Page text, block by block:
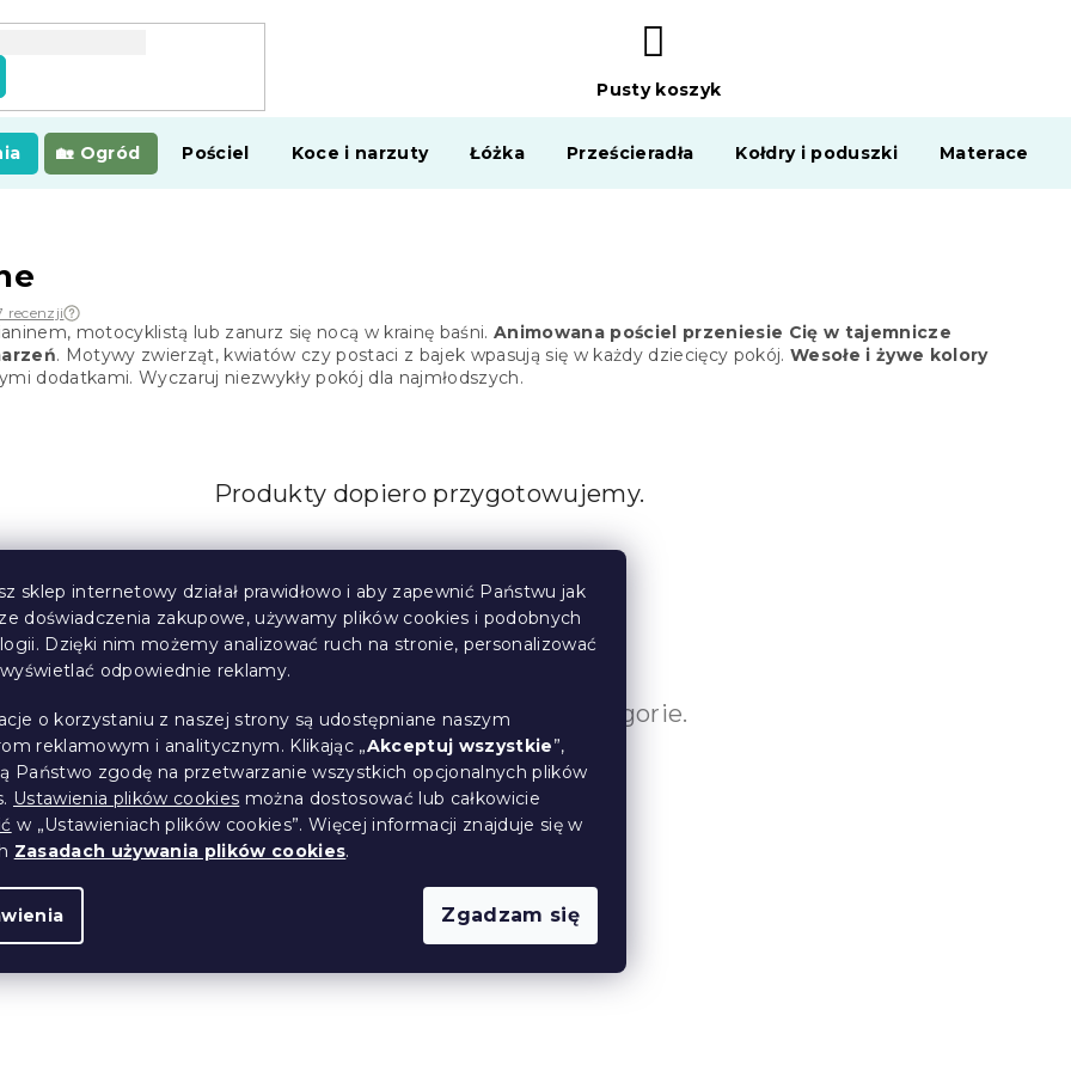
sklep internetowy działał prawidłowo i aby zapewnić Państwu jak
doświadczenia zakupowe, używamy plików cookies i podobnych
Dzięki nim możemy analizować ruch na stronie, personalizować
odpowiednie reklamy.
o korzystaniu z naszej strony są udostępniane naszym
reklamowym i analitycznym. Klikając „Akceptuj wszystkie”,
Państwo zgodę na przetwarzanie wszystkich opcjonalnych plików
Ustawienia plików cookies można dostosować lub całkowicie
w „Ustawieniach plików cookies”. Więcej informacji znajduje się w
Zasadach używania plików cookies.
Zgadzam się
KOSZYK
Pusty koszyk
Ogród Pościel Koce i narzuty Łóżka Prześcieradła Kołdry i poduszki Materace
recenzji
motocyklistą lub zanurz się nocą w krainę baśni. Animowana pościel przeniesie Cię w tajemnicze
. Motywy zwierząt, kwiatów czy postaci z bajek wpasują się w każdy dziecięcy pokój. Wesołe i żywe kolory
dodatkami. Wyczaruj niezwykły pokój dla najmłodszych.
Produkty dopiero przygotowujemy.
Natomiast możesz oglądać inne kategorie.
POWRÓT DO SKLEPU